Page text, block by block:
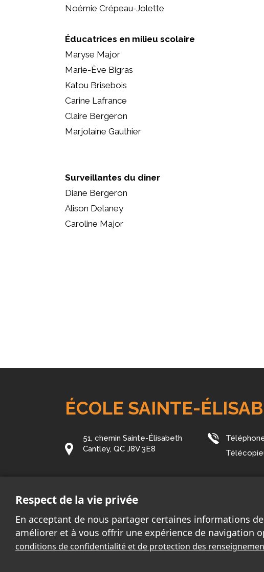
Noémie Crépeau-Jolette
Éducatrices en milieu scolaire
Maryse Major
Marie-Ève Bigras
Katou Brisebois
Carine Lafrance
Claire Bergeron
Marjolaine Gauthier
Surveillantes du diner
Diane Bergeron
Alison Delaney
Caroline Major
ÉCOLE SAINTE-
51, chemin Sainte-Élisabeth
Cantley, QC J8V 3E8
Respect de la vie privée
En acceptant de nous partager certaines informations
améliorer et à vous offrir une expérience de navigation
conditions de confidentialité et de protection des